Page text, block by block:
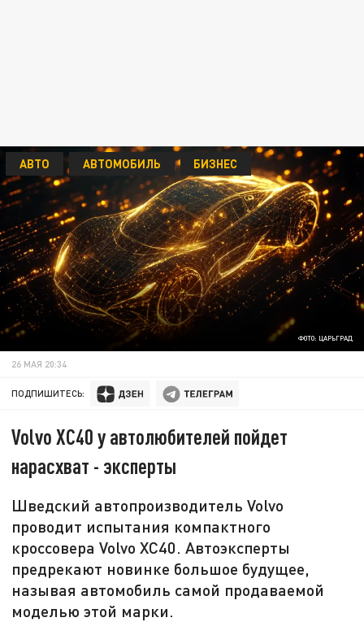
ФОТО: ЦАРЬГРАД
АВТО АВТОМОБИЛЬ БИЗНЕС
26 МАЯ 20:34
ПОДПИШИТЕСЬ:
Volvo XC40 у автолюбителей пойдет
нарасхват - эксперты
Шведский автопроизводитель Volvo
проводит испытания компактного
кроссовера Volvo XC40. Автоэксперты
предрекают новинке большое будущее,
называя автомобиль самой продаваемой
моделью этой марки.